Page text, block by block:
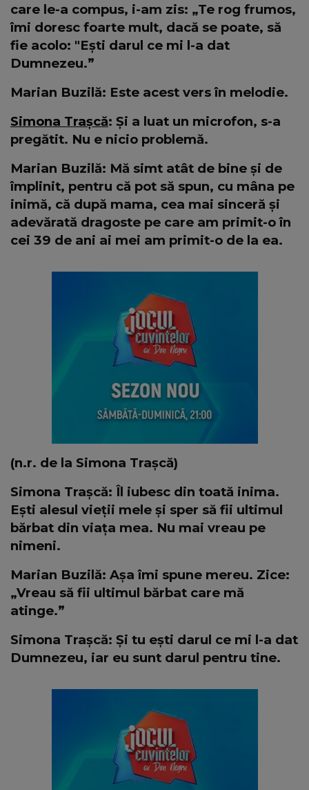
care le-a compus, i-am zis: „Te rog frumos,
îmi doresc foarte mult, dacă se poate, să
fie acolo: "Ești darul ce mi l-a dat
Dumnezeu.”
Marian Buzilă: Este acest vers în melodie.
Simona Trașcă: Și a luat un microfon, s-a
pregătit. Nu e nicio problemă.
Marian Buzilă: Mă simt atât de bine și de
împlinit, pentru că pot să spun, cu mâna pe
inimă, că după mama, cea mai sinceră și
adevărată dragoste pe care am primit-o în
cei 39 de ani ai mei am primit-o de la ea.
(n.r. de la Simona Trașcă)
Simona Trașcă: Îl iubesc din toată inima.
Ești alesul vieții mele și sper să fii ultimul
bărbat din viața mea. Nu mai vreau pe
nimeni.
Marian Buzilă: Așa îmi spune mereu. Zice:
„Vreau să fii ultimul bărbat care mă
atinge.”
Simona Trașcă: Și tu ești darul ce mi l-a dat
Dumnezeu, iar eu sunt darul pentru tine.